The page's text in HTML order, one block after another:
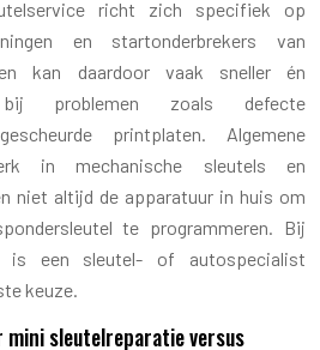
richt zich specifiek op
en startonderbrekers van
kan daardoor vaak sneller én
problemen zoals defecte
printplaten. Algemene
in mechanische sleutels en
niet altijd de apparatuur in huis om
te programmeren. Bij
is een sleutel- of autospecialist
keuze.
mini sleutelreparatie versus